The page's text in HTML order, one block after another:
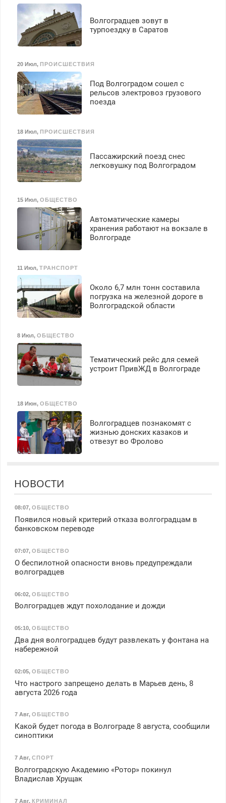
Волгоградцев зовут в
турпоездку в Саратов
20 Июл, ПРОИСШЕСТВИЯ
Под Волгоградом сошел с
рельсов электровоз грузового
поезда
18 Июл, ПРОИСШЕСТВИЯ
Пассажирский поезд снес
легковушку под Волгоградом
15 Июл, ОБЩЕСТВО
Автоматические камеры
хранения работают на вокзале в
Волгограде
11 Июл, ТРАНСПОРТ
Около 6,7 млн тонн составила
погрузка на железной дороге в
Волгоградской области
8 Июл, ОБЩЕСТВО
Тематический рейс для семей
устроит ПривЖД в Волгограде
18 Июн, ОБЩЕСТВО
Волгоградцев познакомят с
жизнью донских казаков и
отвезут во Фролово
НОВОСТИ
08:07, ОБЩЕСТВО
Появился новый критерий отказа волгоградцам в
банковском переводе
07:07, ОБЩЕСТВО
О беспилотной опасности вновь предупреждали
волгоградцев
06:02, ОБЩЕСТВО
Волгоградцев ждут похолодание и дожди
05:10, ОБЩЕСТВО
Два дня волгоградцев будут развлекать у фонтана на
набережной
02:05, ОБЩЕСТВО
Что настрого запрещено делать в Марьев день, 8
августа 2026 года
7 Авг, ОБЩЕСТВО
Какой будет погода в Волгограде 8 августа, сообщили
синоптики
7 Авг, СПОРТ
Волгоградскую Академию «Ротор» покинул
Владислав Хрущак
7 Авг, КРИМИНАЛ